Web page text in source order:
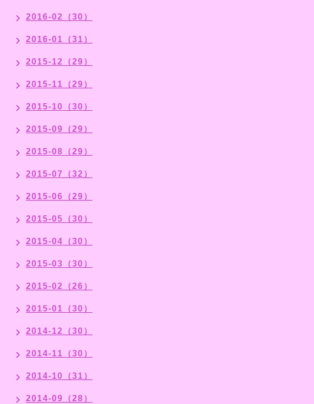
2016-02（30）
2016-01（31）
2015-12（29）
2015-11（29）
2015-10（30）
2015-09（29）
2015-08（29）
2015-07（32）
2015-06（29）
2015-05（30）
2015-04（30）
2015-03（30）
2015-02（26）
2015-01（30）
2014-12（30）
2014-11（30）
2014-10（31）
2014-09（28）